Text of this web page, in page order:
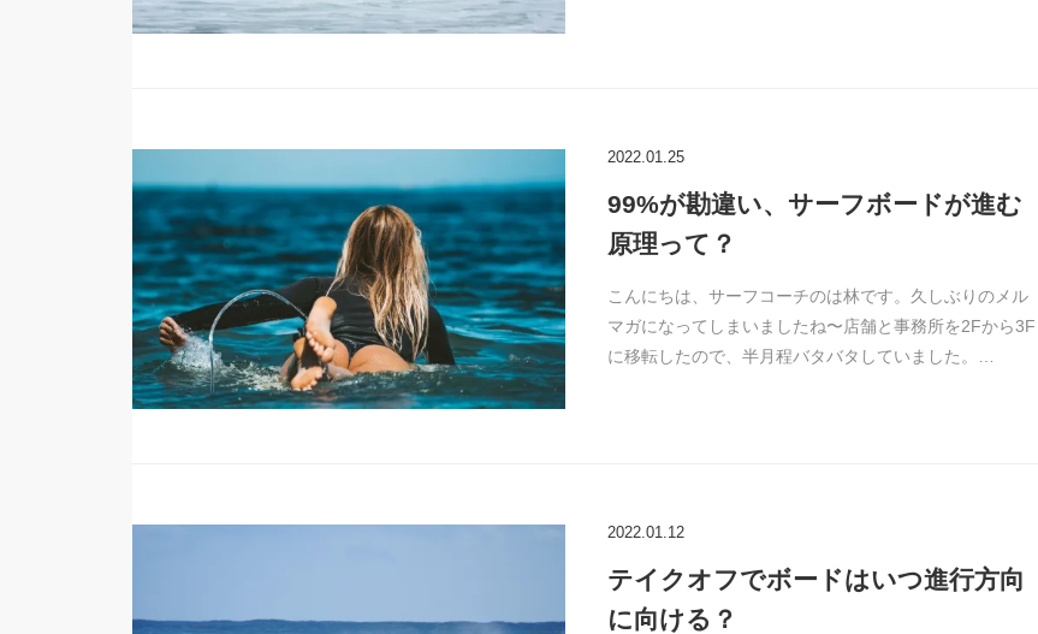
2022.01.25
99%が勘違い、サーフボードが進む
原理って？
こんにちは、サーフコーチのは林です。久しぶりのメル
マガになってしまいましたね〜店舗と事務所を2Fから3F
に移転したので、半月程バタバタしていました。…
2022.01.12
テイクオフでボードはいつ進行方向
に向ける？